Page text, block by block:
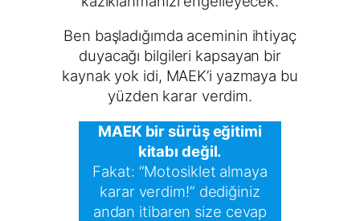
Ben başladığımda aceminin ihtiyaç
duyacağı bilgileri kapsayan bir
kaynak yok idi, MAEK’i yazmaya bu
yüzden karar verdim.
MAEK bir sürüş eğitimi
kitabı değil.
Fakat: “Motosiklet almaya
karar verdim!” dediğiniz
andan itibaren size cevap